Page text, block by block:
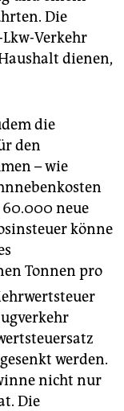
Die
Verkehr
dienen,
die
den
– wie
60.000 neue
könne
Tonnen pro
werden.
nicht nur
Die